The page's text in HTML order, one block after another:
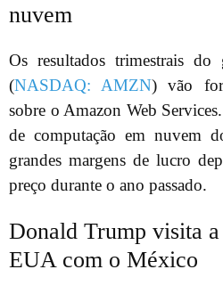
nuvem
Os resultados trimestrais
(NASDAQ: AMZN) vão
sobre o Amazon Web
de computação em nuvem
grandes margens de lucro
preço durante o ano passado.
Donald Trump visita
EUA com o México